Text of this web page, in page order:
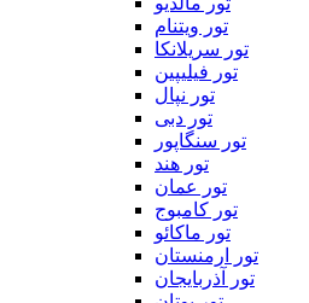
تور ویتنام
تور سریلانکا
تور فیلیپین
تور نپال
تور دبی
تور سنگاپور
تور هند
تور عمان
تور کامبوج
تور ماکائو
تور ارمنستان
تور آذربایجان